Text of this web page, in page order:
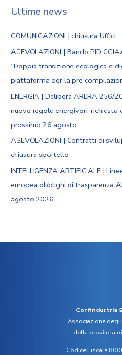
Ultime news
COMUNICAZIONI | chiusura Uffici
AGEVOLAZIONI | Bando PID
“Doppia transizione ecologica e
piattaforma per la pre
ENERGIA | Delibera ARERA 256/
nuove regole energivori: richiesta
prossimo 26 agosto.
AGEVOLAZIONI | Contratti di
chiusura sportello
INTELLIGENZA ARTIFICIALE |
europea obblighi di trasparenza
agosto 2026.
Confindustria
Associazione
della provincia
Codice Fiscale